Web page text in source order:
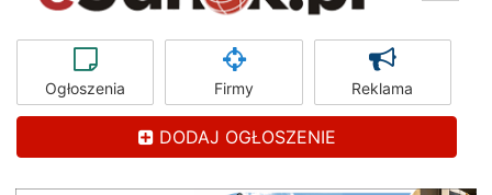
Ogłoszenia Firmy Reklama
DODAJ OGŁOSZENIE